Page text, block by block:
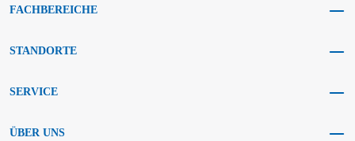
FACHBEREICHE
STANDORTE
SERVICE
ÜBER UNS